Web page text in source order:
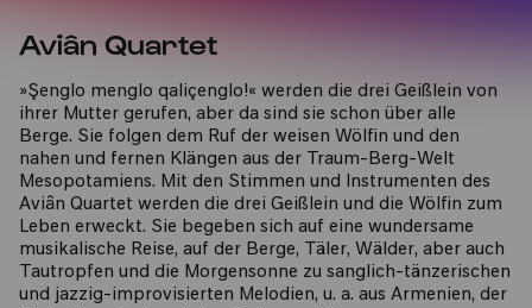
Aviân Quartet
»Şenglo menglo qaliçenglo!« werden die drei Geißlein von
ihrer Mutter gerufen, aber da sind sie schon über alle
Berge. Sie folgen dem Ruf der weisen Wölfin und den
nahen und fernen Klängen aus der Traum-Berg-Welt
Mesopotamiens. Mit den Stimmen und Instrumenten des
Aviân Quartet werden die drei Geißlein und die Wölfin zum
Leben erweckt. Sie begeben sich auf eine wundersame
musikalische Reise, auf der Berge, Täler, Wälder, aber auch
Tautropfen und die Morgensonne zu sanglich-tänzerischen
und jazzig-improvisierten Melodien, u. a. aus Armenien, der